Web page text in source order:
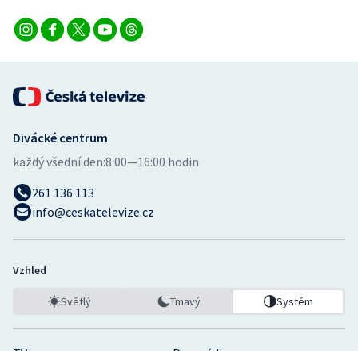
Triatlon
Volejbal
Ostatní
Divácké centrum
každý všední den:8:00—16:00 hodin
261 136 113
info@ceskatelevize.cz
Vzhled
Světlý Tmavý Systém